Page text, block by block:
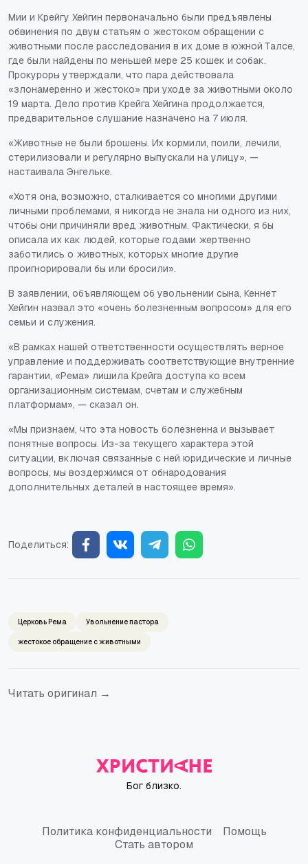
Мии и Крейгу Хейгин первоначально были предъявлены
обвинения по двум статьям о жестоком обращении с
животными после расследования в их доме в южной Талсе,
где были найдены по меньшей мере 25 кошек и собак.
Прокуроры утверждали, что пара действовала
«злонамеренно и жестоко» при уходе за животными около
19 марта. Дело против Крейга Хейгина продолжается,
предварительное слушание назначено на 7 июля.
«Животные не были брошены. Их кормили, поили, лечили,
стерилизовали и регулярно выпускали на улицу», —
настаивала Энгельке.
«Хотя она, возможно, сталкивается со многими другими
личными проблемами, я никогда не знала ни одного из них,
чтобы они причиняли вред животным. Фактически, я бы
описала их как людей, которые годами жертвенно
заботились о животных, которых многие другие
проигнорировали бы или бросили».
В заявлении, объявляющем об увольнении сына, Кеннет
Хейгин назвал это «очень болезненным вопросом» для его
семьи и служения.
«В рамках нашей ответственности осуществлять верное
управление и поддерживать соответствующие внутренние
гарантии, «Рема» лишила Крейга доступа ко всем
организационным системам, счетам и служебным
платформам», — сказал он.
«Мы признаем, что эта новость болезненна и вызывает
понятные вопросы. Из-за текущего характера этой
ситуации, включая связанные с ней юридические и личные
вопросы, мы воздержимся от обнародования
дополнительных деталей в настоящее время».
Поделиться:
Церковь Рема Увольнение пастора
жестокое обращение с животными
Читать оригинал →
Бог близко.
Политика конфиденциальности
Политика конфиденциальности
Помощь
Стать автором